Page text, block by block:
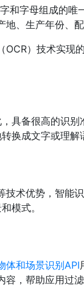
和字母组成的
地、生产年份、
OCR）技术实现
具备很高的识
换成文字或理
术优势，智能
模式。
体和场景识别API
，帮助应用过